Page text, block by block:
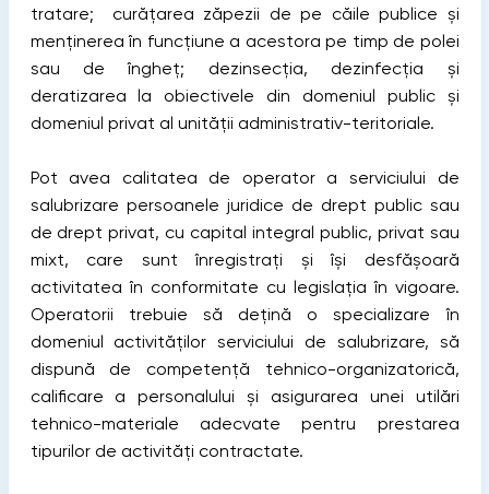
tratare; curăţarea zăpezii de pe căile publice şi
menţinerea în funcţiune a acestora pe timp de polei
sau de îngheţ; dezinsecţia, dezinfecţia şi
deratizarea la obiectivele din domeniul public şi
domeniul privat al unităţii administrativ-teritoriale.
Pot avea calitatea de operator a serviciului de
salubrizare persoanele juridice de drept public sau
de drept privat, cu capital integral public, privat sau
mixt, care sunt înregistrați și își desfășoară
activitatea în conformitate cu legislația în vigoare.
Operatorii trebuie să dețină o specializare în
domeniul activităților serviciului de salubrizare, să
dispună de competenţă tehnico-organizatorică,
calificare a personalului şi asigurarea unei utilări
tehnico-materiale adecvate pentru prestarea
tipurilor de activități contractate.